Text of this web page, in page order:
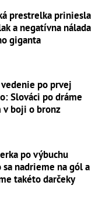
prestrelka priniesla
a negatívna nálada
giganta
po prvej
Slováci po dráme
v boji o bronz
po výbuchu
nadrieme na gól a
takéto darčeky